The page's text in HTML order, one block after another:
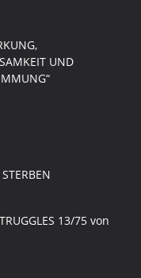
UND
13/75 von